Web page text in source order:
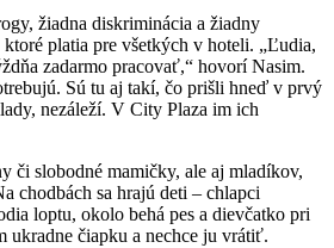
žiadna diskriminácia a žiadny
platia pre všetkých v hoteli. „Ľudia,
zadarmo pracovať,“ hovorí Nasim.
Sú tu aj takí, čo prišli hneď v prvý
nezáleží. V City Plaza im ich
či slobodné mamičky, ale aj mladíkov,
chodbách sa hrajú deti – chlapci
loptu, okolo behá pes a dievčatko pri
ukradne čiapku a nechce ju vrátiť.